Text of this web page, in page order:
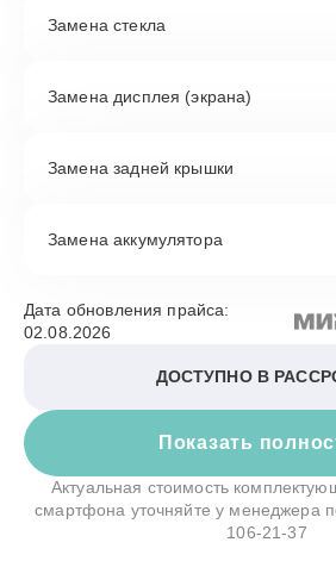
Замена стекла
Замена дисплея (экрана)
Замена задней крышки
Замена аккумулятора
Показать
Дата обновления прайса:
02.08.2026
ДОСТУПНО В
Актуальная стоимость
смартфона уточняйте у менеджера
106-21-37